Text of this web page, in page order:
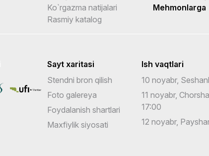
Ko`rgazma natijalari
Rasmiy katalog
Mehmonlarga
Sayt xaritasi
Stendni bron qilish
Foto galereya
Foydalanish shartlari
Maxfiylik siyosati
Ish vaqtlari
10 noyabr,
11 noyabr,
17:00
12 noyabr,